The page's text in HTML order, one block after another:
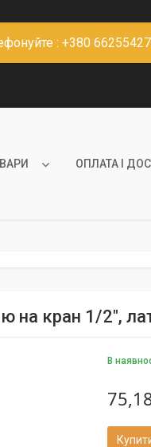
: +380
ОПЛАТА І
на кран 1/2",
В